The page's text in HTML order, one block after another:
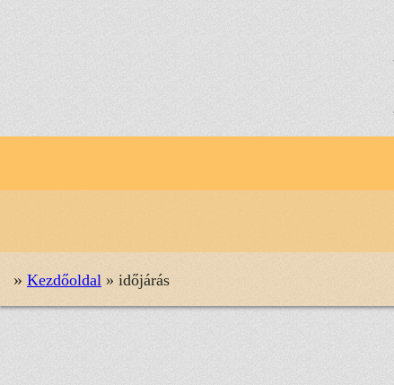
» Kezdőoldal » időjárás